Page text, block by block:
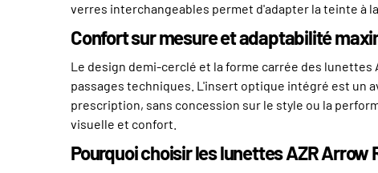
verres interchangeables permet d'adapter la teinte à
Confort sur mesure et adaptabilité
Le design demi-cerclé et la forme carrée des
passages techniques. L'insert optique intégré est un
prescription, sans concession sur le style ou la
visuelle et confort.
Pourquoi choisir les lunettes AZR Arrow